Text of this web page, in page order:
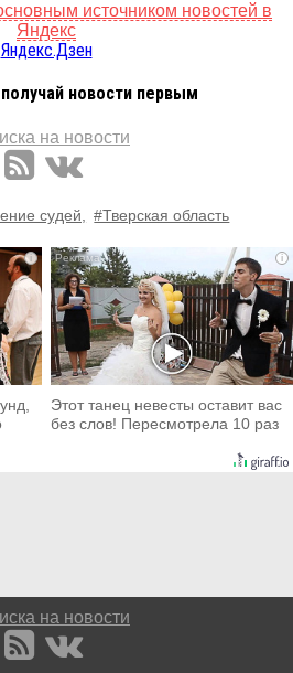
источником новостей в
Яндекс
Яндекс.Дзен
новости первым
на новости
судей, #Тверская область
i i
Этот танец невесты оставит вас
без слов! Пересмотрела 10 раз
на новости